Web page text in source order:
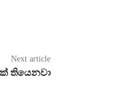
Next article
තියෙනවා